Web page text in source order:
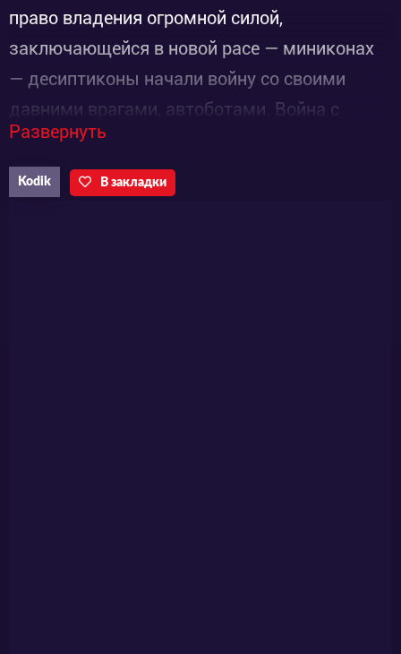
право владения огромной силой,
заключающейся в новой расе — миниконах
— десиптиконы начали войну со своими
давними врагами, автоботами. Война с
каждым разом становилась все
ожесточеннее, поэтому миниконы приняли
решение покинуть Кибертрон, дабы раз и
Развернуть
Kodik В закладки